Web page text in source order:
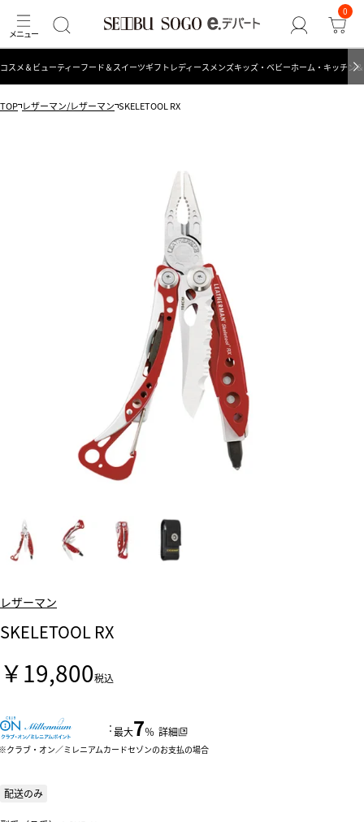
0
コスメ＆ビューティーフード＆スイーツギフト レディース メンズキッズ・ベビーホーム・キッチン
TOP レザーマン/レザーマン SKELETOOL RX
レザーマン
SKELETOOL RX
￥19,800税込
：最大7％ 詳細
クラブ・オン／ミレニアムカードセゾンのお支払の場合
配送のみ